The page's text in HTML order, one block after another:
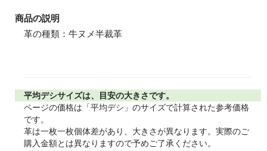
商品の説明
革の種類：牛ヌメ半裁革
平均デシサイズは、目安の大きさです。
ページの価格は「平均デシ」のサイズで計算された参考価格
です。
革は一枚一枚個体差があり、大きさが異なります。実際のご
購入金額とは異なりますので予めご了承ください。